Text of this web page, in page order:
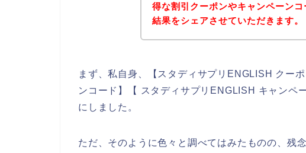
得な割引クーポンやキャンペーン
結果をシェアさせていただきます。
まず、私自身、【スタディサプリENGLISH クー
ンコード】【 スタディサプリENGLISH キャンペ
にしました。
ただ、そのように色々と調べてはみたものの、残